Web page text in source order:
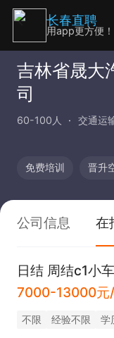
吉林省晟大
司
60-100人 交通运
免费培训 晋升
公司信息 在
日结 周结c1小
7000-13000元
不限 经验不限 学
长春直聘
用app更方便！